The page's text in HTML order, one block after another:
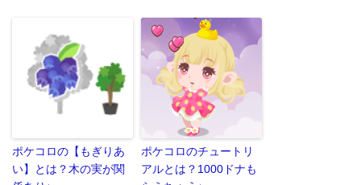
ポケコロの【もぎりあ
い】とは？木の実が関
ポケコロのチュートリ
アルとは？1000ドナも